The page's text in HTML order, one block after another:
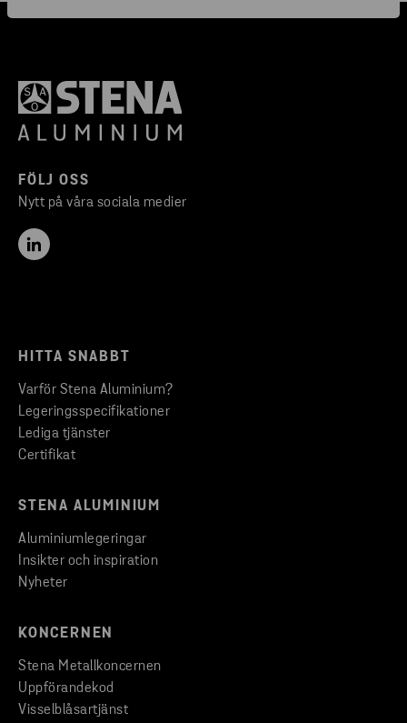
FÖLJ OSS
Nytt på våra sociala medier
HITTA SNABBT
Varför Stena Aluminium?
Legeringsspecifikationer
Lediga tjänster
Certifikat
STENA ALUMINIUM
Aluminiumlegeringar
Insikter och inspiration
Nyheter
KONCERNEN
Stena Metallkoncernen
Uppförandekod
Visselblåsartjänst